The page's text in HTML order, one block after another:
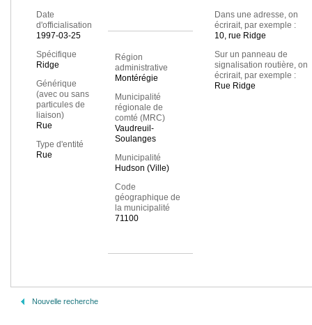
Date
d'officialisation
1997-03-25
Spécifique
Ridge
Générique
(avec ou sans
particules de
liaison)
Rue
Type d'entité
Rue
Région
administrative
Montérégie
Municipalité
régionale de
comté (MRC)
Vaudreuil-
Soulanges
Municipalité
Hudson (Ville)
Code
géographique de
la municipalité
71100
Dans une adresse, on
écrirait, par exemple :
10, rue Ridge
Sur un panneau de
signalisation routière, on
écrirait, par exemple :
Rue Ridge
Nouvelle recherche